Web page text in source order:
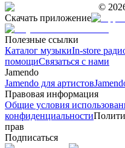
©
Скачать приложение
Полезные ссылки
Каталог музыкиIn-store
помощиСвязаться с нами
Jamendo
Jamendo для артистов
Правовая информация
Общие условия
конфиденциальности
прав
Подписаться